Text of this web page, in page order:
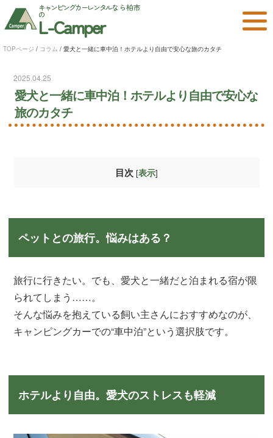
キャンピングカーレンタルなら柏市
の
L-Camper
TOPページ / コラム / 愛犬と一緒に車中泊！ホテルより自由で安心な旅のカタチ
2025.04.25
愛犬と一緒に車中泊！ホテルより自由で安心な
旅のカタチ
目次 [表示]
ペットとの旅行。悩みはある？
旅行に行きたい。でも、愛犬と一緒だと泊まれる宿が限
られてしまう……。
そんな悩みを抱えている飼い主さんにおすすめなのが、
キャンピングカーでの“車中泊”という選択肢です。
ホテルより自由。愛犬のストレスも軽減